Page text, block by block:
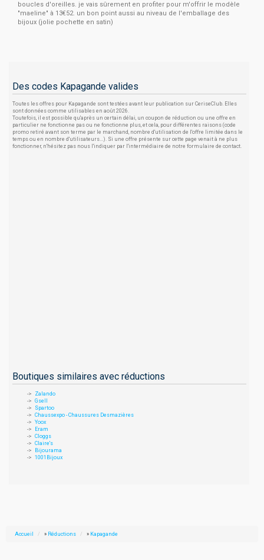
boucles d'oreilles. je vais sûrement en profiter pour m'offrir le modèle
"maeline" à 13€52. un bon point aussi au niveau de l'emballage des
bijoux (jolie pochette en satin)
Des codes Kapagande valides
Toutes les offres pour Kapagande sont testées avant leur publication sur CeriseClub. Elles
sont données comme utilisables en août 2026.
Toutefois, il est possible qu'après un certain délai, un coupon de réduction ou une offre en
particulier ne fonctionne pas ou ne fonctionne plus, et cela, pour différentes raisons (code
promo retiré avant son terme par le marchand, nombre d'utilisation de l'offre limitée dans le
temps ou en nombre d'utilisateurs...). Si une offre présente sur cette page venait à ne plus
fonctionner, n'hésitez pas nous l'indiquer par l'intermédiaire de notre formulaire de contact.
Boutiques similaires avec réductions
Zalando
Gsell
Spartoo
Chaussexpo - Chaussures Desmazières
Yoox
Eram
Cloggs
Claire's
Bijourama
1001Bijoux
Accueil » Réductions » Kapagande